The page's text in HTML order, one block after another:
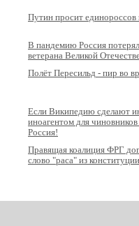
Путин просит единороссов
В пандемию Россия
ветерана Великой
Полёт Пересильд - пир во
Если Википедию сделают
иноагентом для
Россия!
Правящая коалиция ФРГ
слово "раса" из конституции